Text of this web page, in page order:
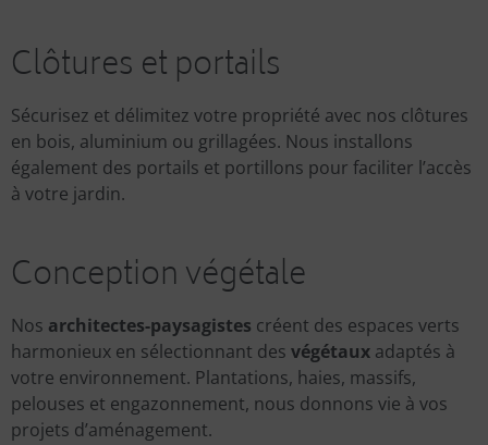
Clôtures et portails
Sécurisez et délimitez votre propriété avec nos clôtures
en bois, aluminium ou grillagées. Nous installons
également des portails et portillons pour faciliter l’accès
à votre jardin.
Conception végétale
Nos architectes-paysagistes créent des espaces verts
harmonieux en sélectionnant des végétaux adaptés à
votre environnement. Plantations, haies, massifs,
pelouses et engazonnement, nous donnons vie à vos
projets d’aménagement.